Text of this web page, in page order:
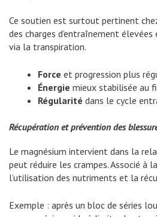
Ce soutien est surtout pertinent
des charges d’entraînement
via la transpiration.
Force et progression plus
Énergie mieux stabilisée au
Régularité dans le cycle
Récupération et prévention des
Le magnésium intervient dans la
peut réduire les crampes. Associé à
l’utilisation des nutriments et la
Exemple : après un bloc de séries